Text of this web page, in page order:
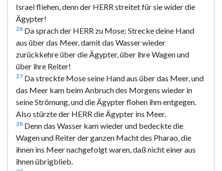
Israel fliehen, denn der HERR streitet für sie wider die
Ägypter!
26 Da sprach der HERR zu Mose: Strecke deine Hand
aus über das Meer, damit das Wasser wieder
zurückkehre über die Ägypter, über ihre Wagen und
über ihre Reiter!
27 Da streckte Mose seine Hand aus über das Meer, und
das Meer kam beim Anbruch des Morgens wieder in
seine Strömung, und die Ägypter flohen ihm entgegen.
Also stürzte der HERR die Ägypter ins Meer.
28 Denn das Wasser kam wieder und bedeckte die
Wagen und Reiter der ganzen Macht des Pharao, die
ihnen ins Meer nachgefolgt waren, daß nicht einer aus
ihnen übrigblieb.